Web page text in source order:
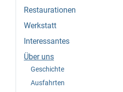
Restaurationen
Werkstatt
Interessantes
Über uns
Geschichte
Ausfahrten